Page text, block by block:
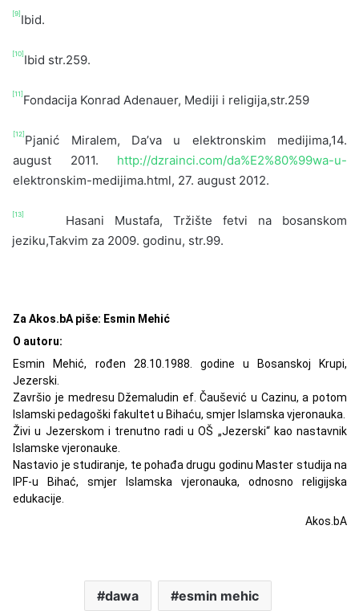
[9] Ibid.
[10] Ibid str.259.
[11] Fondacija Konrad Adenauer, Mediji i religija,str.259
[12] Pjanić Miralem, Da’va u elektronskim medijima,14.
august 2011. http://dzrainci.com/da%E2%80%99wa-u-
elektronskim-medijima.html, 27. august 2012.
[13]
Hasani Mustafa, Tržište fetvi na bosanskom
jeziku,Takvim za 2009. godinu, str.99.
Za Akos.bA piše: Esmin Mehić
O autoru:
Esmin Mehić, rođen 28.10.1988. godine u Bosanskoj Krupi,
Jezerski.
Završio je medresu Džemaludin ef. Čaušević u Cazinu, a potom
Islamski pedagoški fakultet u Bihaću, smjer Islamska vjeronauka.
Živi u Jezerskom i trenutno radi u OŠ „Jezerski“ kao nastavnik
Islamske vjeronauke.
Nastavio je studiranje, te pohađa drugu godinu Master studija na
IPF-u Bihać, smjer Islamska vjeronauka, odnosno religijska
edukacije.
Akos.bA
dawa esmin mehic